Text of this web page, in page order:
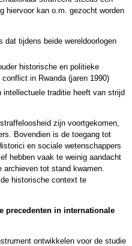
hiervoor kan o.m. gezocht worden
dat tijdens beide wereldoorlogen
historische en politieke
in Rwanda (jaren 1990)
intellectuele traditie heeft van strijd
zijn voortgekomen,
Bovendien is de toegang tot
en sociale wetenschappers
hebben vaak te weinig aandacht
archieven tot stand kwamen.
historische context te
precedenten in internationale
ontwikkelen voor de studie